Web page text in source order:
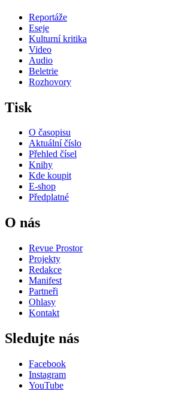
Reportáže
Eseje
Kulturní kritika
Video
Audio
Beletrie
Rozhovory
Tisk
O časopisu
Aktuální číslo
Přehled čísel
Knihy
Kde koupit
E-shop
Předplatné
O nás
Revue Prostor
Projekty
Redakce
Manifest
Partneři
Ohlasy
Kontakt
Sledujte nás
Facebook
Instagram
YouTube